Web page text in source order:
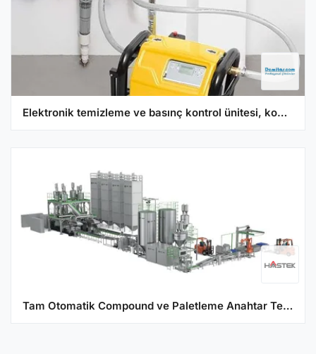
Elektronik temizleme ve basınç kontrol ünitesi, kompresörlü REMS Multi-Push
Tam Otomatik Compound ve Paletleme Anahtar Teslim Çözümü